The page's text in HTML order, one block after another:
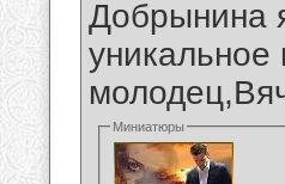
Добрынина
Миниатюры